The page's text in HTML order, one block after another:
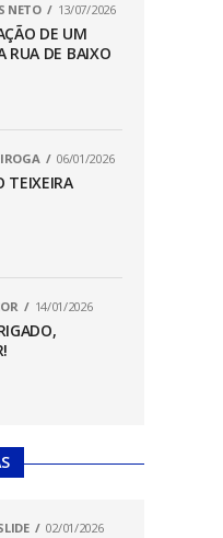
NETO 13/07/2026
DE UM
RUA DE BAIXO
06/01/2026
TEIXEIRA
14/01/2026
02/01/2026